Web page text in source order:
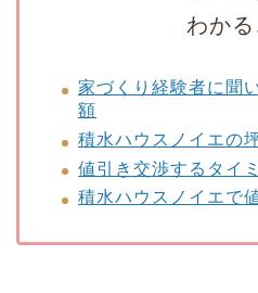
わかる
家づくり経験者に聞
額
積水ハウスノイエの
値引き交渉するタイ
積水ハウスノイエで